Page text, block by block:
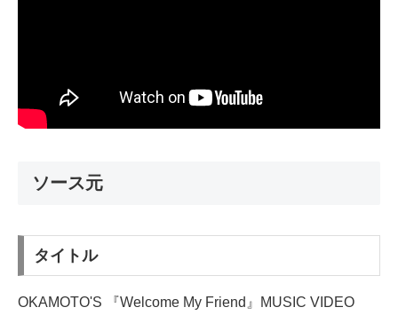
ソース元
タイトル
OKAMOTO'S 『Welcome My Friend』MUSIC VIDEO